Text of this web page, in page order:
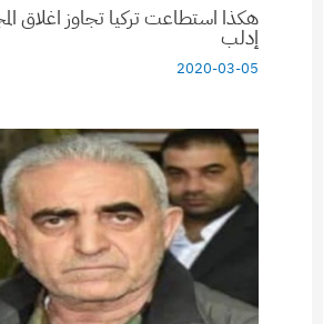
هكذا استطاعت تركيا تجاوز اغلاق
إدلب
2020-03-05